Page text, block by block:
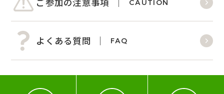
CAUTION
よくある質問 FAQ